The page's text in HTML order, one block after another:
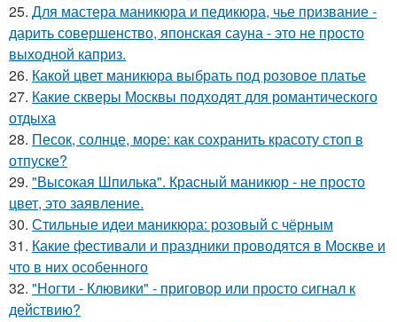
25. Для мастера маникюра и педикюра, чье призвание -
дарить совершенство, японская сауна - это не просто
выходной каприз.
26. Какой цвет маникюра выбрать под розовое платье
27. Какие скверы Москвы подходят для романтического
отдыха
28. Песок, солнце, море: как сохранить красоту стоп в
отпуске?
29. "Высокая Шпилька". Красный маникюр - не просто
цвет, это заявление.
30. Стильные идеи маникюра: розовый с чёрным
31. Какие фестивали и праздники проводятся в Москве и
что в них особенного
32. "Ногти - Клювики" - приговор или просто сигнал к
действию?